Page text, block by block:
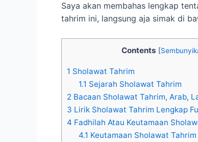
Saya akan membahas lengkap
tahrim ini, langsung aja simak di
Contents [
1 Sholawat Tahrim
1.1 Sejarah Sholawat Tahrim
2 Bacaan Sholawat Tahrim, Arab,
3 Lirik Sholawat Tahrim Lengkap
4 Fadhilah Atau Keutamaan
4.1 Keutamaan Sholawat Tahrim